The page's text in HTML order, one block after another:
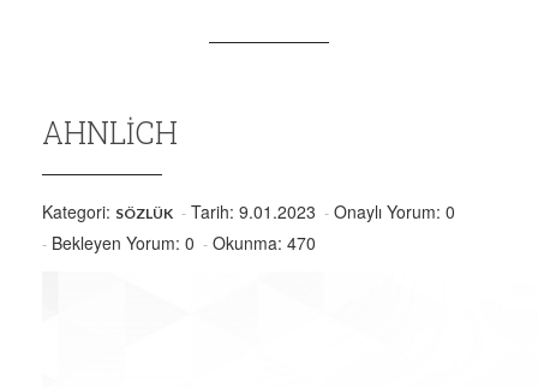
AHNLICH
Kategori: SÖZLÜK Tarih: 9.01.2023
Onaylı Yorum: 0
Bekleyen Yorum: 0
Okunma: 470